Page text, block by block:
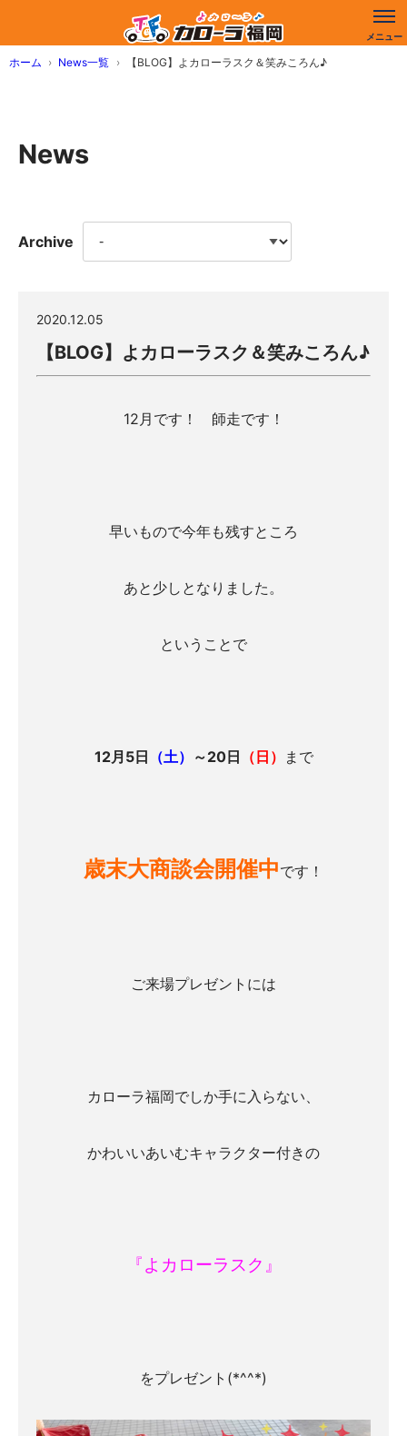
ホーム News一覧 【BLOG】よカローラスク＆笑みころん♪
News
Archive
2020.12.05
【BLOG】よカローラスク＆笑みころん♪
12月です！ 師走です！
早いもので今年も残すところ
あと少しとなりました。
ということで
12月5日 （土） ～20日 （日） まで
歳末大商談会開催中です！
ご来場プレゼントには
カローラ福岡でしか手に入らない、
かわいいあいむキャラクター付きの
『よカローラスク』
をプレゼント(*^^*)